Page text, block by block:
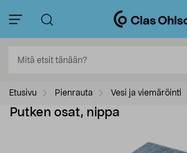
Etusivu Pienrauta Vesi ja viemäröinti
Putken osat, nippa